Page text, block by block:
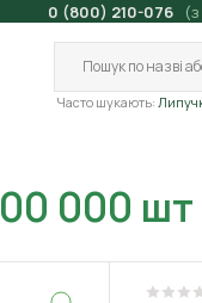
0 (800) 210-076
Часто шукають:
000